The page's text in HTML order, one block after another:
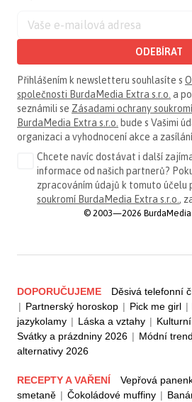
ODEBÍRAT
Přihlášením k newsletteru souhlasíte s
společnosti BurdaMedia Extra s.r.o. a
seznámili se Zásadami ochrany
BurdaMedia Extra s.r.o. bude s Vašimi
organizaci a vyhodnocení akce a
Chcete navíc dostávat i další
informace od našich partnerů?
zpracováním údajů k tomuto účelu
soukromí BurdaMedia Extra s.r.o.,
© 2003—2026 BurdaMedia
DOPORUČUJEME Děsivá telefonní
| Partnerský horoskop | Pick me girl |
jazykolamy | Láska a vztahy |
Svátky a prázdniny 2026 | Módní
alternativy 2026
RECEPTY A VAŘENÍ Vepřová
smetaně | Čokoládové muffiny |